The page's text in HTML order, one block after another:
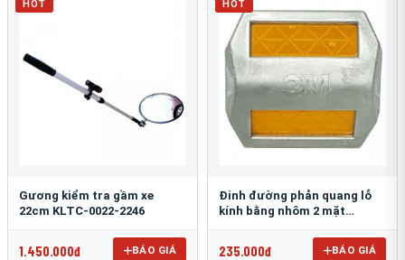
HOT
Gương kiểm tra gầm xe
22cm KLTC-0022-2246
1.450.000đ BÁO GIÁ
HOT
Đinh đường phản quang lỗ
kính bằng nhôm 2 mặt
235.000đ BÁO GIÁ